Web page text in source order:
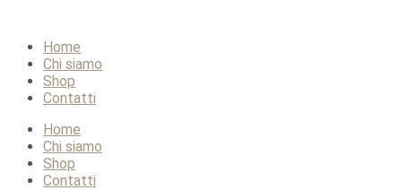
Home
Chi siamo
Shop
Contatti
Home
Chi siamo
Shop
Contatti